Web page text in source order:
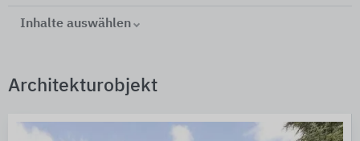
Inhalte auswählen
Architekturobjekt